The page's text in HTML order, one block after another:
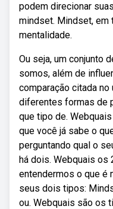
podem direcionar
mindset. Mindset, em
mentalidade.
Ou seja, um conjunto
somos, além de
comparação citada
diferentes formas de
que tipo de.
que você já sabe o
perguntando qual o
há dois. Webquais os
entendermos o que é
seus dois tipos:
ou. Webquais são os